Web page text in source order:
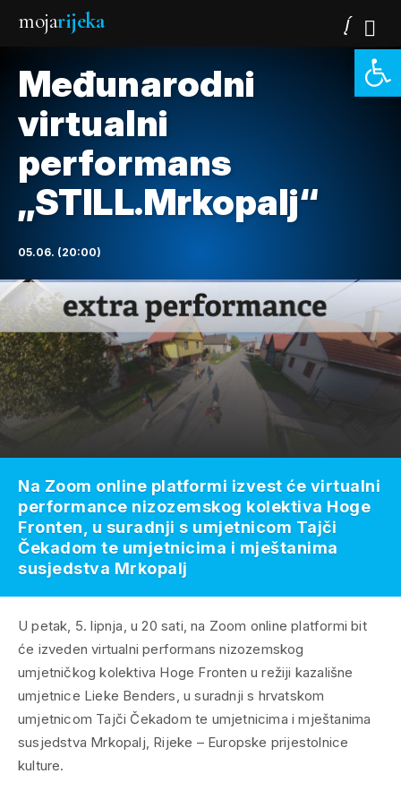
mojarijeka
Međunarodni
virtualni
performans
„STILL.Mrkopalj“
05.06. (20:00)
U petak, 5. lipnja, u 20 sati, na Zoom online platformi bit
će izveden virtualni performans nizozemskog
umjetničkog kolektiva Hoge Fronten u režiji kazališne
umjetnice Lieke Benders, u suradnji s hrvatskom
umjetnicom Tajči Čekadom te umjetnicima i mještanima
susjedstva Mrkopalj, Rijeke – Europske prijestolnice
kulture.
Na Zoom online platformi izvest će virtualni
performance nizozemskog kolektiva Hoge
Fronten, u suradnji s umjetnicom Tajči
Čekadom te umjetnicima i mještanima
susjedstva Mrkopalj